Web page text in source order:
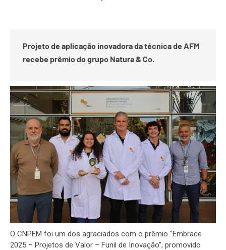
Projeto de aplicação inovadorada técnica de AFM
recebe prêmiodo grupo Natura & Co.
O CNPEM foi um dos agraciados com o prêmio “Embrace
2025 – Projetos de Valor – Funil de Inovação”, promovido